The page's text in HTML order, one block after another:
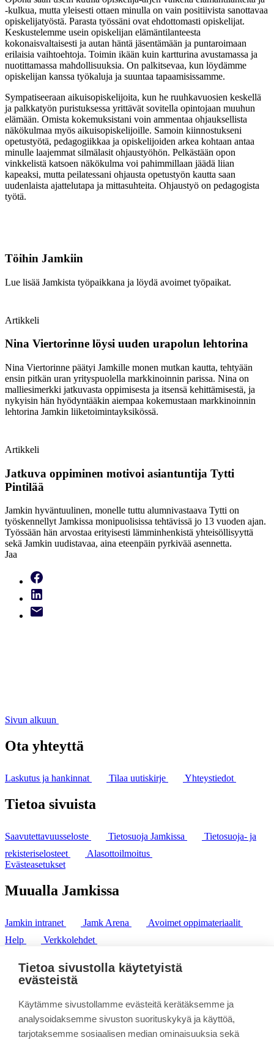
-kulkua, mutta yleisesti ottaen minulla on vain positiivista sanottavaa
opiskelijatyöstä. Parasta työssäni ovat ehdottomasti opiskelijat.
Keskustelemme usein opiskelijan elämäntilanteesta
kokonaisvaltaisesti ja autan häntä jäsentämään ja puntaroimaan
erilaisia vaihtoehtoja. Toimin ikään kuin kartturina avustamassa ja
nuotittamassa mahdollisuuksia. On palkitsevaa, kun löydämme
opiskelijan kanssa työkaluja ja suuntaa tapaamisissamme.
Sympatiseeraan aikuisopiskelijoita, kun he ruuhkavuosien keskellä
ja palkkatyön puristuksessa yrittävät sovitella opintojaan muuhun
elämään. Omista kokemuksistani voin ammentaa ohjauksellista
näkökulmaa myös aikuisopiskelijoille. Samoin kiinnostukseni
opetustyötä, pedagogiikkaa ja opiskelijoiden arkea kohtaan antaa
minulle laajemmat silmälasit ohjaustyöhön. Pelkästään opon
vinkkelistä katsoen näkökulma voi pahimmillaan jäädä liian
kapeaksi, mutta peilatessani ohjausta opetustyön kautta saan
uudenlaista ajattelutapa ja mittasuhteita. Ohjaustyö on pedagogista
työtä.
Töihin Jamkiin
Lue lisää Jamkista työpaikkana ja löydä avoimet työpaikat.
Artikkeli
Nina Viertorinne löysi uuden urapolun lehtorina
Nina Viertorinne päätyi Jamkille monen mutkan kautta, tehtyään
ensin pitkän uran yrityspuolella markkinoinnin parissa. Nina on
malliesimerkki jatkuvasta oppimisesta ja itsensä kehittämisestä, ja
nykyisin hän hyödyntääkin aiempaa kokemustaan markkinoinnin
lehtorina Jamkin liiketoimintayksikössä.
Artikkeli
Jatkuva oppiminen motivoi asiantuntija Tytti
Pintilää
Jamkin hyväntuulinen, monelle tuttu alumnivastaava Tytti on
työskennellyt Jamkissa monipuolisissa tehtävissä jo 13 vuoden ajan.
Työssään hän arvostaa erityisesti lämminhenkistä yhteisöllisyyttä
sekä Jamkin uudistavaa, aina eteenpäin pyrkivää asennetta.
Jaa
Sivun alkuun
Ota yhteyttä
Laskutus ja hankinnat Tilaa uutiskirje Yhteystiedot
Tietoa sivuista
Saavutettavuusseloste Tietosuoja Jamkissa
Tietosuoja- ja
rekisteriselosteet
Alasottoilmoitus
Evästeasetukset
Muualla Jamkissa
Jamkin intranet Jamk Arena
Avoimet oppimateriaalit
Help
Verkkolehdet
puh. +358 20 743 8100
fax. +358 14 449 9694
Tietoa sivustolla käytetyistä
evästeistä
Käytämme sivustollamme evästeitä kerätäksemme ja
analysoidaksemme sivuston suorituskykyä ja käyttöä,
tarjotaksemme sosiaalisen median ominaisuuksia sekä